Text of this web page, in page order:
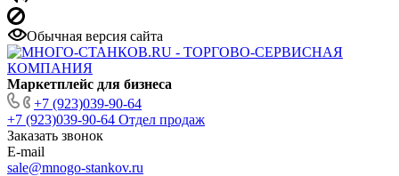
Обычная версия сайта
Маркетплейс для бизнеса
+7 (923)039-90-64
+7 (923)039-90-64 Отдел продаж
Заказать звонок
E-mail
sale@mnogo-stankov.ru